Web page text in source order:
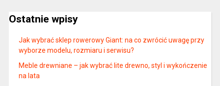
Ostatnie wpisy
Jak wybrać sklep rowerowy Giant: na co zwrócić uwagę przy
wyborze modelu, rozmiaru i serwisu?
Meble drewniane – jak wybrać lite drewno, styl i wykończenie
na lata